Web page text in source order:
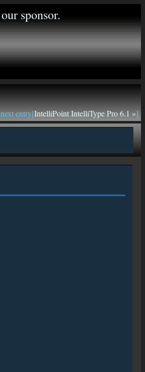
next entry[IntelliPoint IntelliType Pro 6.1 »]